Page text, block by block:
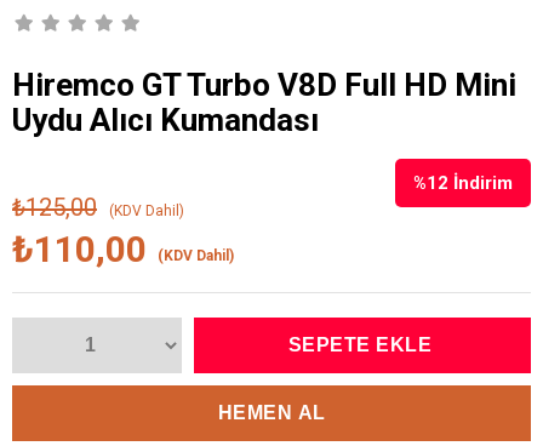
Hiremco GT Turbo V8D Full HD Mini
Uydu Alıcı Kumandası
%12 İndirim
₺125,00 (KDV Dahil)
₺110,00 (KDV Dahil)